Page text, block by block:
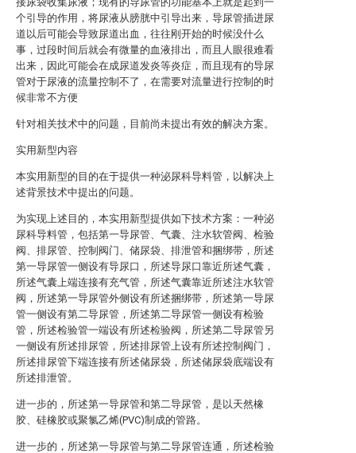
个引导的作用，将尿液从膀胱中引导出来，导尿管插进尿
道以后可能会导致尿道出血，往往刚开始的时候没什么
事，过段时间后就会有微量的血液排出，而且人眼很难看
出来，因此可能会在成尿道发炎等炎症，而且现有的导尿
管对于尿液的流量控制不了，在需要对流量进行控制的时
候非常不方便
针对相关技术中的问题，目前尚未提出有效的解决方案。
实用新型内容
本实用新型的目的在于提供一种泌尿科导料管，以解决上
述背景技术中提出的问题。
为实现上述目的，本实用新型提供如下技术方案：一种泌
尿科导料管，包括第一导尿管、气囊、注水软管阀、检验
阀、排尿管、控制阀门、储尿袋、排泄管和捆绑带，所述
第一导尿管一侧设有导尿口，所述导尿口靠近所述气囊，
所述气囊上端连接有充气管，所述气囊靠近所述注水软管
阀，所述第一导尿管外侧设有所述捆绑带，所述第一导尿
管一侧设有第二导尿管，所述第二导尿管一侧设有检验
管，所述检验管一端设有所述检验阀，所述第二导尿管另
一侧设有所述排尿管，所述排尿管上设有所述控制阀门，
所述排尿管下端连接有所述储尿袋，所述储尿袋底端设有
所述排泄管。
进一步的，所述第一导尿管和第二导尿管，是以天然橡
胶、硅橡胶或聚氯乙烯(PVC)制成的管路。
进一步的，所述第一导尿管与第二导尿管连通，所述检验